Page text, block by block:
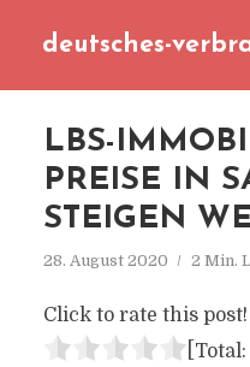
deutsches-
LBS-
PREISE IN
STEIGEN
28. August 2020 2 Min.
Click to rate this post!
[Total: